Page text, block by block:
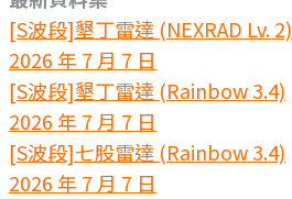
[S波段]墾丁雷達 (NEXRAD Lv. 2)
2026 年 7 月 7 日
[S波段]墾丁雷達 (Rainbow 3.4)
2026 年 7 月 7 日
[S波段]七股雷達 (Rainbow 3.4)
2026 年 7 月 7 日